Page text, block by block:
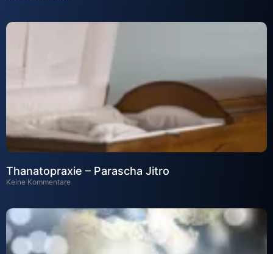
Thanatopraxie – Parascha Jitro
Keine Kommentare